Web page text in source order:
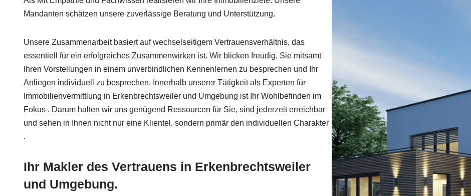
Mandanten schätzen unsere zuverlässige Beratung und Unterstützung.
Unsere Zusammenarbeit basiert auf wechselseitigem Vertrauensverhältnis, das
essentiell für ein erfolgreiches Zusammenwirken ist. Wir blicken freudig, Sie mitsamt
Ihren Vorstellungen in einem unverbindlichen Kennenlernen zu besprechen und Ihr
Anliegen individuell zu besprechen. Innerhalb unserer Tätigkeit als Experten für
Immobilienvermittlung in Erkenbrechtsweiler und Umgebung ist Ihr Wohlbefinden im
Fokus . Darum halten wir uns genügend Ressourcen für Sie, sind jederzeit erreichbar
und sehen in Ihnen nicht nur eine Klientel, sondern primär den individuellen Charakter
.
Ihr Makler des Vertrauens in Erkenbrechtsweiler
und Umgebung.